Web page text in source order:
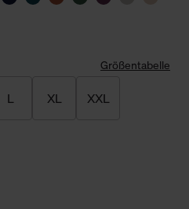
Größentabelle
L XL XXL